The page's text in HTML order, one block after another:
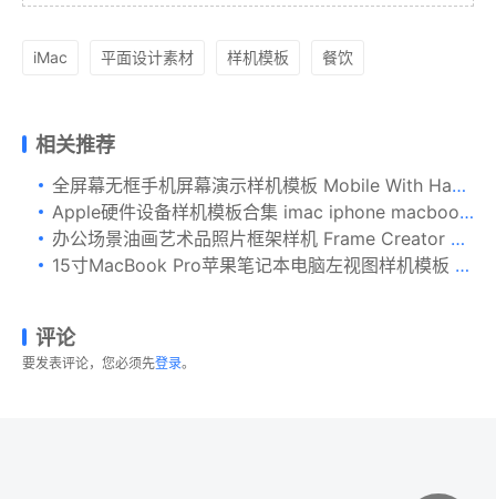
iMac 平面设计素材 样机模板 餐饮
相关推荐
全屏幕无框手机屏幕演示样机模板 Mobile With Hand PSD Mockups
Apple硬件设备样机模板合集 imac iphone macbook – mockup
办公场景油画艺术品照片框架样机 Frame Creator Mockups
15寸MacBook Pro苹果笔记本电脑左视图样机模板 Clay MacBook Pro 15″ with Touch Bar, Left Isometric View Mockup
评论
要发表评论，您必须先登录。